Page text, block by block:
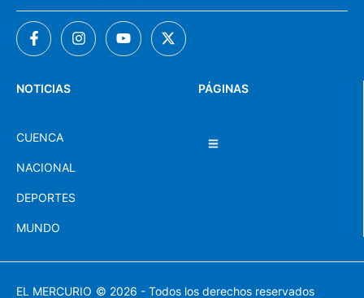
PÁGINAS
NOTICIAS
CUENCA
NACIONAL
DEPORTES
MUNDO
EL MERCURIO © 2026 - Todos los derechos reservados